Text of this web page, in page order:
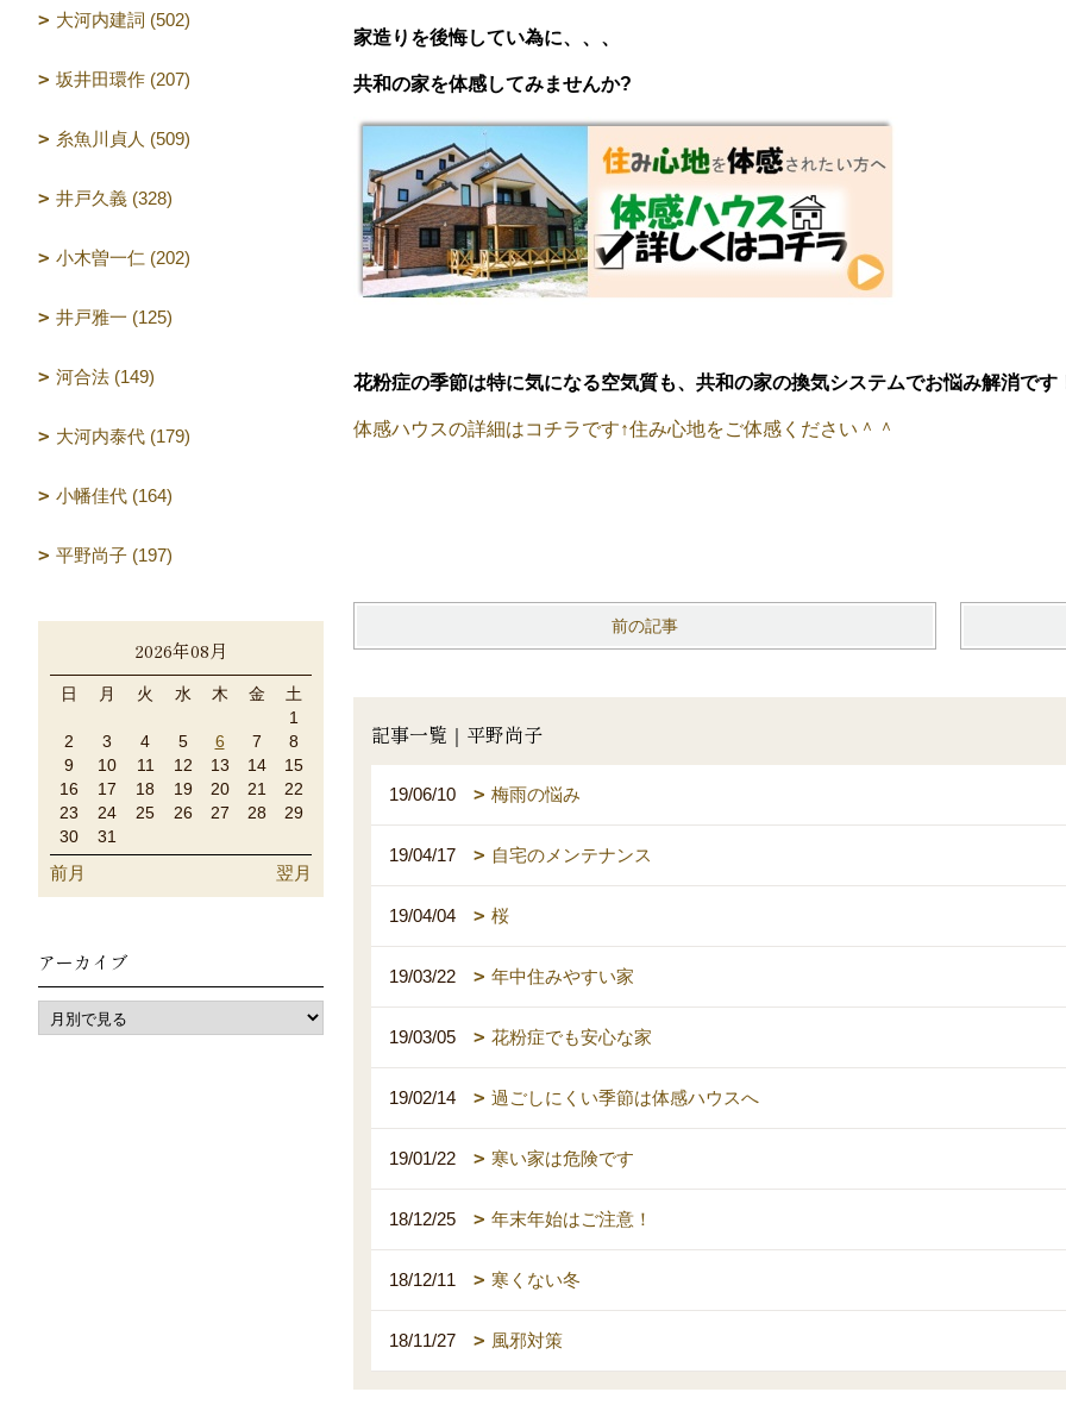
家造りを後悔してい為に、、、
共和の家を体感してみませんか?
花粉症の季節は特に気になる空気質も、共和の家の換気システムでお悩み解消です
体感ハウスの詳細はコチラです↑住み心地をご体感ください＾＾
前の記事
記事一覧｜平野尚子
19/06/10 梅雨の悩み
19/04/17 自宅のメンテナンス
19/04/04 桜
19/03/22 年中住みやすい家
19/03/05 花粉症でも安心な家
19/02/14 過ごしにくい季節は体感ハウスへ
19/01/22 寒い家は危険です
18/12/25 年末年始はご注意！
18/12/11 寒くない冬
18/11/27 風邪対策
大河内建詞 (502)
坂井田環作 (207)
糸魚川貞人 (509)
井戸久義 (328)
小木曽一仁 (202)
井戸雅一 (125)
河合法 (149)
大河内泰代 (179)
小幡佳代 (164)
平野尚子 (197)
2026年08月
日 月 火 水 木 金
土
1
2
3 4 5 6 7
8
9
10 11 12 13 14
15
16
17 18 19 20 21
22
23
24 25 26 27 28
29
30
31
前月 翌月
アーカイブ